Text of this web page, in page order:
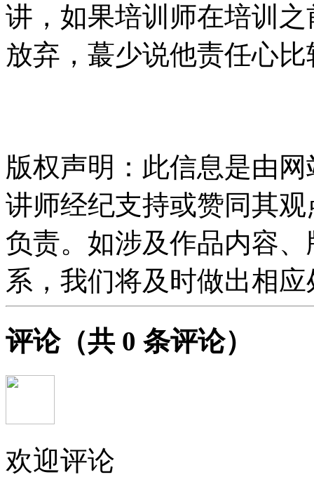
讲，如果培训师在培训
放弃，蕞少说他责任心比
版权声明：此信息是由
讲师经纪支持或赞同其
负责。如涉及作品内容
系，我们将及时做出相
评论（共 0 条评论）
欢迎评论